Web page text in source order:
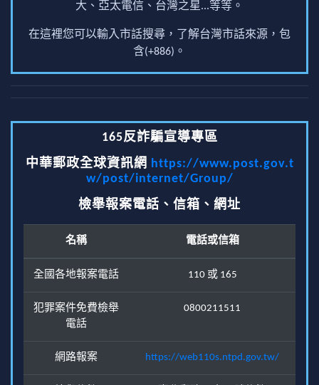
大、亞太電信、台灣之星...等等。
在這裡您可以輸入市話搜尋，了解台灣市話來源，包
含(+886)。
165反詐騙宣導專區
中華郵政全球資訊網 https://www.post.gov.t
w/post/internet/Group/
檢舉報案電話、信箱、網址
名稱 電話或信箱
全國各地報案電話 110 或 165
犯罪案件免費檢舉
電話
0800211511
網路報案 https://web110s.ntpd.gov.tw/